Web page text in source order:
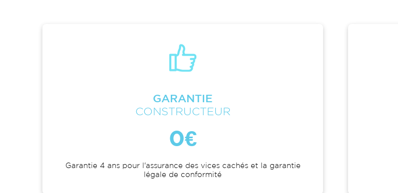
GARANTIE
CONSTRUCTEUR
0€
Garantie 4 ans pour l'assurance des vices cachés et la garantie
légale de conformité